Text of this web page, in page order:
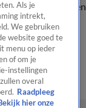
insturen
ShopUitzending
Als je
intrekt,
We gebruiken
website goed te
menu op ieder
of om je
instellingen
overal
Raadpleeg
hier onze